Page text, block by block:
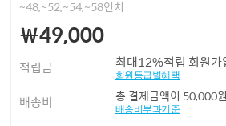
~48,~52,~54,~58인치
￦49,000
적립금 최대12%적립 회원가
회원등급별혜택
배송비 총 결제금액이 50,000
배송비부과기준